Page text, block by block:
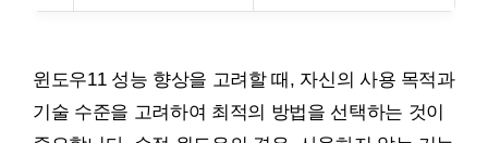
윈도우11 성능 향상을 고려할 때, 자신의 사용 목적과
기술 수준을 고려하여 최적의 방법을 선택하는 것이